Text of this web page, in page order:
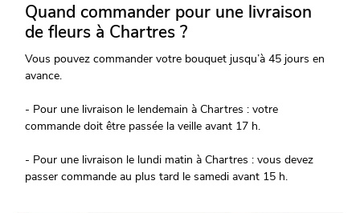
Quand commander pour une livraison
de fleurs à Chartres ?
Vous pouvez commander votre bouquet jusqu’à 45 jours en
avance.
- Pour une livraison le lendemain à Chartres : votre
commande doit être passée la veille avant 17 h.
- Pour une livraison le lundi matin à Chartres : vous devez
passer commande au plus tard le samedi avant 15 h.